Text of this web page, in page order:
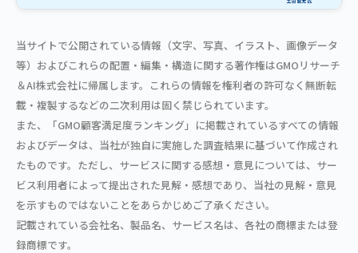
当サイトで公開されている情報（文字、写真、イラスト、画像データ
等）およびこれらの配置・編集・構造に関する著作権はGMOリサーチ
＆AI株式会社に帰属します。これらの情報を権利者の許可なく無断転
載・複製するなどの二次利用は固く禁じられています。
また、「GMO顧客満足度ランキング」に掲載されているすべての情報
およびデータは、当社が独自に実施した調査結果に基づいて作成され
たものです。ただし、サービスに関する感想・意見については、サー
ビス利用者によって提出された見解・感想であり、当社の見解・意見
を示すものではないことをあらかじめご了承ください。
記載されている会社名、製品名、サービス名は、各社の商標または登
録商標です。